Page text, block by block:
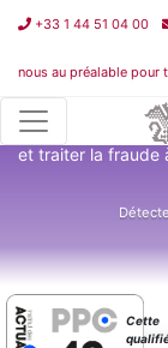
+33 1 44 51 04 00
nous au préalable pour
Catalogue de
et traiter la fraude
Cette